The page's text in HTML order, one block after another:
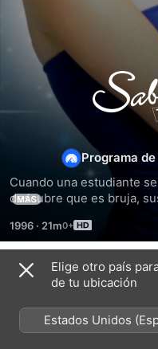
the
Programa
Cuando una estudiante
descubre que es bruja,
mágicos.
MÁS
1996 · 21m
Temporada 1
Elige otro país
de tu ubicación
Estados Unidos
México)